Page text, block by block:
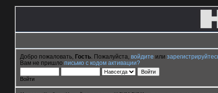
Добро пожаловать, Гость . Пожалуйста, войдите или
Вам не пришло письмо с кодом активации?
Войти